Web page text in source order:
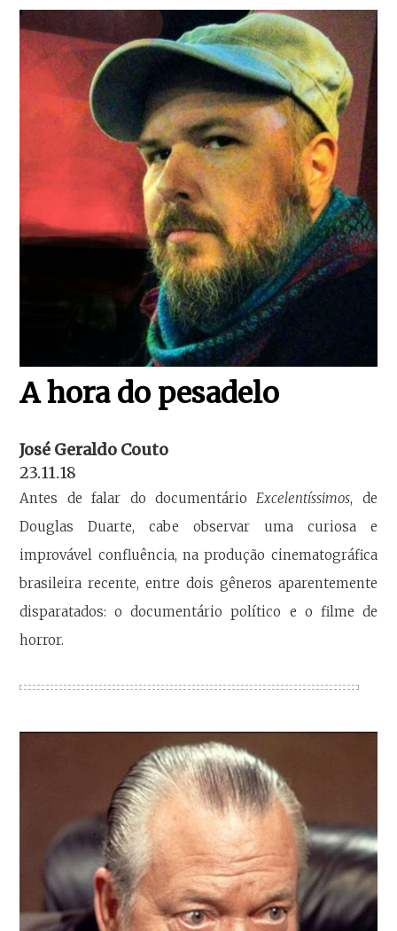
A hora do pesadelo
José Geraldo Couto
23.11.18
Antes de falar do documentárioExcelentíssimos, de
Douglas Duarte, cabe observar uma curiosa e
improvável confluência, na produção cinematográfica
brasileira recente, entre dois gêneros aparentemente
disparatados: o documentário político e o filme de
horror.